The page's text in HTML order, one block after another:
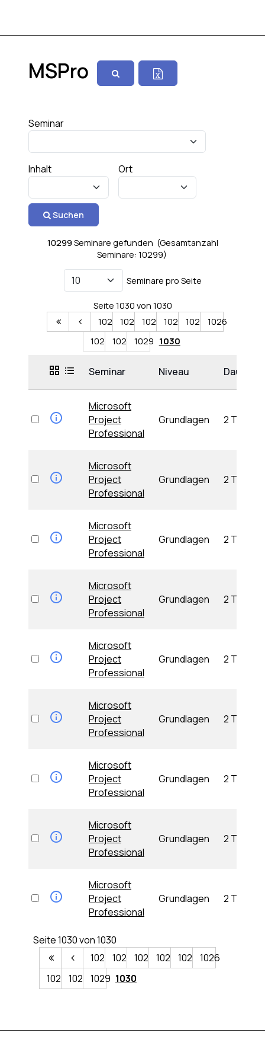
MSPro
Seminar
Inhalt Ort
Suchen
10299 Seminare gefunden (Gesamtanzahl
Seminare: 10299)
Seminare pro Seite
Seite 1030 von 1030
1021
1022 1023 1024 1025
1026
1027
1028 1029 1030
Seminar Niveau Dauer
Microsoft
Project
Professional
Grundlagen 2 Tage
Microsoft
Project
Professional
Grundlagen 2 Tage
Microsoft
Project
Professional
Grundlagen 2 Tage
Microsoft
Project
Professional
Grundlagen 2 Tage
Microsoft
Project
Professional
Grundlagen 2 Tage
Microsoft
Project
Professional
Grundlagen 2 Tage
Microsoft
Project
Professional
Grundlagen 2 Tage
Microsoft
Project
Professional
Grundlagen 2 Tage
Microsoft
Project
Professional
Grundlagen 2 Tage
Seite 1030 von 1030
1021
1022 1023 1024 1025
1026
1027
1028 1029 1030